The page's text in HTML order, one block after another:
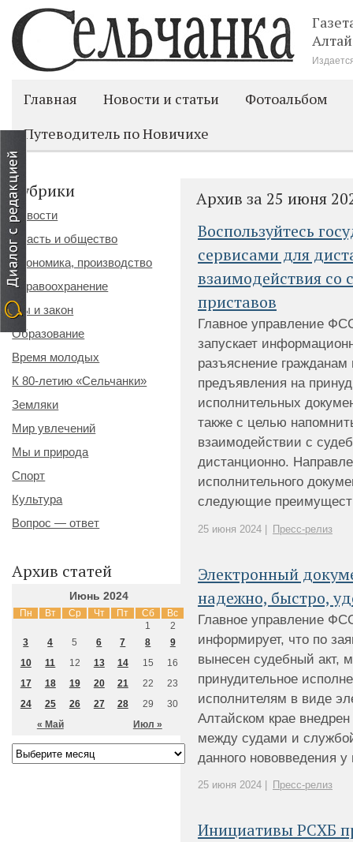
Главная Новости и статьи
Фотоальбом
Путеводитель по Новичихе
Архив за 25 июня
Воспользуйтесь
сервисами для
взаимодействия со
приставов
Главное управление
запускает
разъяснение
предъявления на
исполнительных
также с целью
взаимодействии с
дистанционно.
исполнительного
следующие
25 июня 2024 | Пресс-релиз
Электронный
надежно, быстро,
Главное управление
информирует, что по
вынесен судебный акт,
принудительное
исполнителям в виде
Алтайском крае
между судами и
данного нововведения
25 июня 2024 | Пресс-релиз
Инициативы РСХБ
Рубрики
Новости
Власть и общество
Экономика, производство
Здравоохранение
Мы и закон
Образование
Время молодых
К 80-летию «Сельчанки»
Земляки
Мир увлечений
Мы и природа
Спорт
Культура
Вопрос — ответ
Архив статей
Июнь 2024
Пн Вт Ср Чт Пт Сб Вс
« Май Июл »
1
2
3
4 5 6 7 8
9
10
11 12 13 14 15
16
17
18 19 20 21 22
23
24
25 26 27 28 29 30